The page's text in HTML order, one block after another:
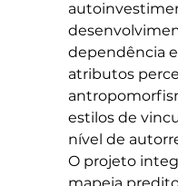
dependência
atributos
estilos de
nível de
O projeto